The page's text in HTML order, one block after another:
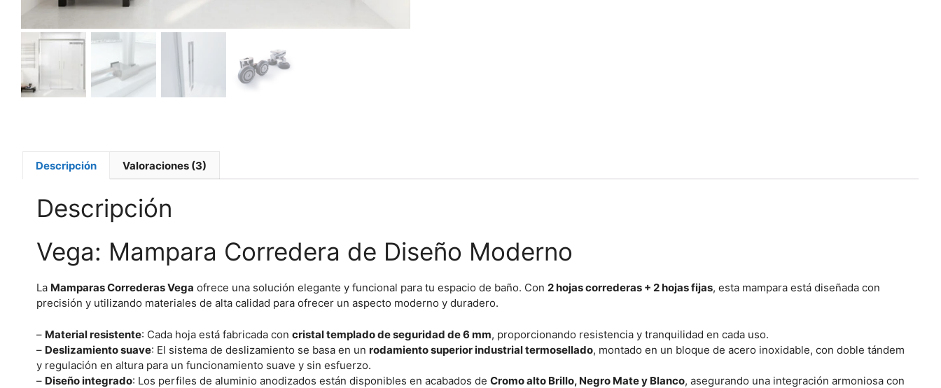
Descripción Valoraciones (3)
Descripción
Vega: Mampara Corredera de Diseño Moderno
La Mamparas CorrederasVega ofrece una solución elegante y funcional para tu espacio de baño. Con 2 hojas correderas + 2 hojas fijas, esta mampara está diseñada con
precisión y utilizando materiales de alta calidad para ofrecer un aspecto moderno y duradero.
– Material resistente: Cada hoja está fabricada con cristal templado de seguridad de 6 mm, proporcionando resistencia y tranquilidad en cada uso.
– Deslizamiento suave: El sistema de deslizamiento se basa en un rodamiento superior industrial termosellado, montado en un bloque de acero inoxidable, con doble tándem
y regulación en altura para un funcionamiento suave y sin esfuerzo.
– Diseño integrado: Los perfiles de aluminio anodizados están disponibles en acabados de Cromo alto Brillo, Negro Mate y Blanco, asegurando una integración armoniosa con